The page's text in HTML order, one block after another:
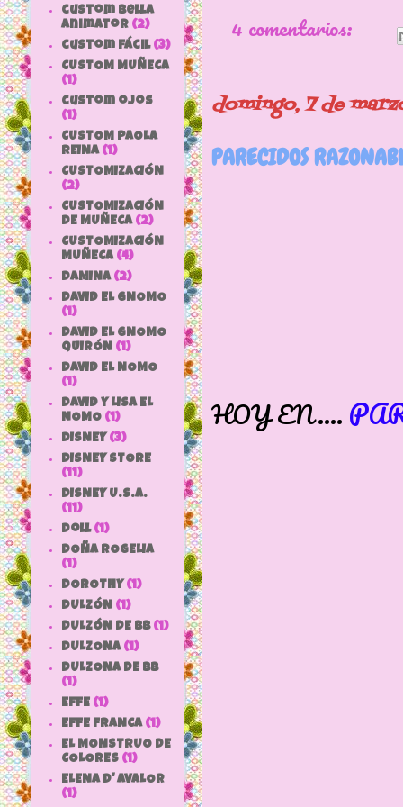
4 comentarios:
domingo, 7 de
PARECIDOS
HOY EN....
custom bella
animator (2)
custom fácil (3)
CUSTOM MUÑECA
(1)
custom ojos
(1)
CUSTOM PAOLA
REINA (1)
CUSTOMIZACIÓN
(2)
CUSTOMIZACIÓN
DE MUÑECA (2)
CUSTOMIZACIÓN
MUÑECA (4)
DAMINA (2)
DAVID EL GNOMO
(1)
DAVID EL GNOMO
QUIRÓN (1)
DAVID EL NOMO
(1)
DAVID Y LISA EL
NOMO (1)
DISNEY (3)
DISNEY STORE
(11)
DISNEY U.S.A.
(11)
doll (1)
DOÑA ROGELIA
(1)
DOROTHY (1)
DULZÓN (1)
DULZÓN DE BB (1)
DULZONA (1)
DULZONA DE BB
(1)
EFFE (1)
EFFE FRANCA (1)
EL MONSTRUO DE
COLORES (1)
ELENA D' AVALOR
(1)